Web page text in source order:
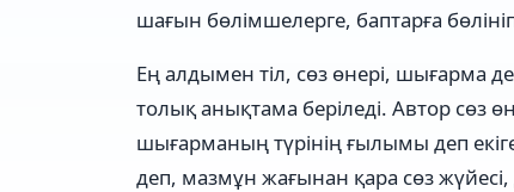
шағын бөлімшелерге, баптарға
Ең алдымен тіл, сөз өнері, шығарма
толық анықтама беріледі. Автор сөз
шығарманың түрінің ғылымы деп
деп, мазмұн жағынан қара сөз жүйесі,